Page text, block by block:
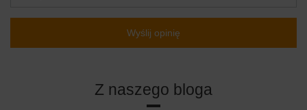
Wyślij opinię
Z naszego bloga